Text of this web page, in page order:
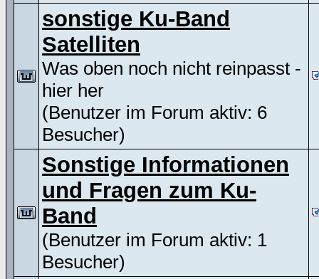
sonstige Ku-Band
Satelliten
Was oben noch nicht reinpasst -
hier her
(Benutzer im Forum aktiv: 6
Besucher)
Sonstige Informationen
und Fragen zum Ku-
Band
(Benutzer im Forum aktiv: 1
Besucher)